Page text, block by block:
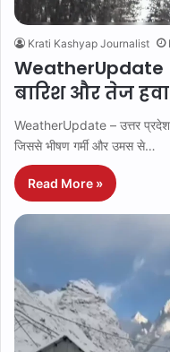
Krati Kashyap Journalist
बारिश और तेज
WeatherUpdate – उत्तर
जिससे भीषण गर्मी और उमस से…
Read More »